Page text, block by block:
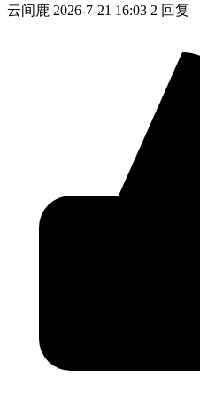
云间鹿 2026-7-21 16:03 2 回复